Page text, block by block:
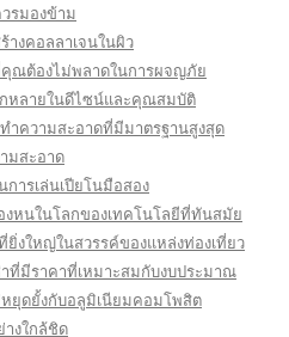
รมองข้าม
งคอลลาเจนในผิว
คุณต้องไม่พลาดในการผจญภัย
หลายในดีไซน์และคุณสมบัติ
ำความสะอาดที่มีมาตรฐานสูงสุด
มสะอาด
ารเล่นเปียโนมือสอง
หนในโลกของเทคโนโลยีที่ทันสมัย
งใหญ่ในสวรรค์ของแหล่งท่องเที่ยว
ที่มีราคาที่เหมาะสมกับงบประมาณ
ยุดยั้งกับอลูมิเนียมคอมโพสิต
างใกล้ชิด